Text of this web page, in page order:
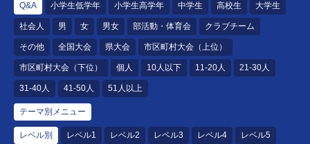
Q&A 小学生低学年 小学生高学年 中学生 高校生 大学生
社会人 男 女 男女 部活動・体育会 クラブチーム
その他 全国大会 県大会 市区町村大会（上位）
市区町村大会（下位） 個人 10人以下 11-20人 21-30人
31-40人 41-50人 51人以上
テーマ別メニュー
レベル別 レベル1 レベル2 レベル3 レベル4 レベル5